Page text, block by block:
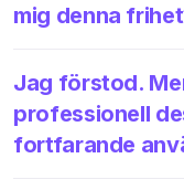
mig denna
Jag förstod.
professionell
fortfarande